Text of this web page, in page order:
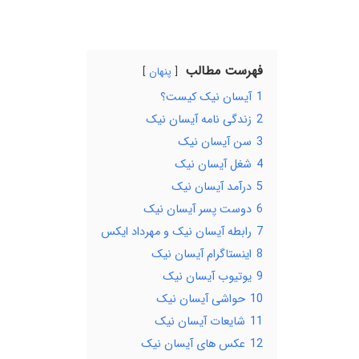
فهرست مطالب پنهان
1 آیسان نیک کیست؟
2 زندگی نامه آیسان نیک
3 سن آیسان نیک
4 شغل آیسان نیک
5 درآمد آیسان نیک
6 دوست پسر آیسان نیک
7 رابطه آیسان نیک و مهرداد ایکس
8 اینستاگرام آیسان نیک
9 یوتیوب آیسان نیک
10 حواشی آیسان نیک
11 شایعات آیسان نیک
12 عکس های آیسان نیک